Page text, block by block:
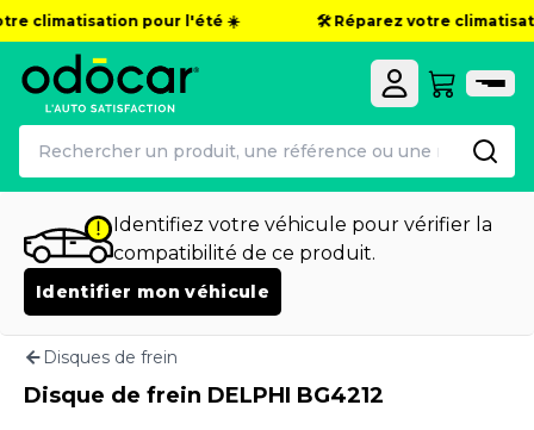
climatisation pour l'été ☀️ 🛠️ Réparez votre
Identifiez votre véhicule pour vérifier la
compatibilité de ce produit.
Identifier mon véhicule
Disques de frein
Disque de frein DELPHI BG4212